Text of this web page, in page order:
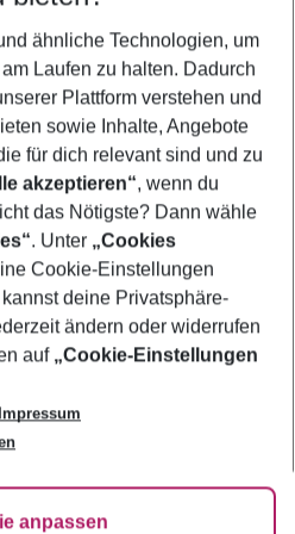
anzeigen
ähnliche Technologien, um
Laufen zu halten. Dadurch
Plattform verstehen und
sowie Inhalte, Angebote
für dich relevant sind und zu
akzeptieren“, wenn du
das Nötigste? Dann wähle
. Unter „Cookies
Cookie-Einstellungen
deine Privatsphäre-
ändern oder widerrufen
auf „Cookie-Einstellungen
Impressum
anpassen